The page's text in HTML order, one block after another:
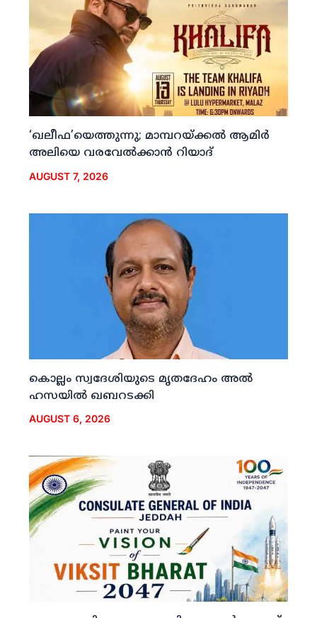
‘ഖലീഫ’യെത്തുന്നു; മാമ്പറയ്ക്കല്‍ ആമിര്‍
അലിയെ വരവേല്‍ക്കാന്‍ റിയാദ്
AUGUST 7, 2026
കൊല്ലം സ്വദേശിയുടെ മൃതദേഹം അല്‍
ഹസയില്‍ ഖബറടക്കി
AUGUST 6, 2026